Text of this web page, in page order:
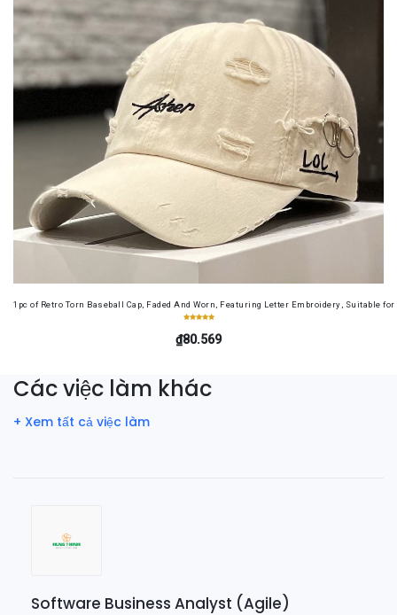
1pc of Retro Torn Baseball Cap, Faded And Worn, Featuring Letter Embroidery, Suitable
₫80.569
Các việc làm khác
+ Xem tất cả việc làm
Software Business Analyst (Agile)